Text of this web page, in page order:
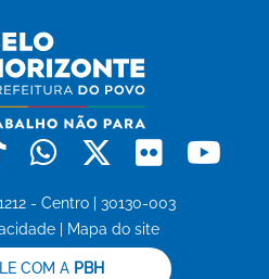
TiktokWhatsapp
X Flickr
- Centro | 30130-003
Mapa do site
COM A PBH